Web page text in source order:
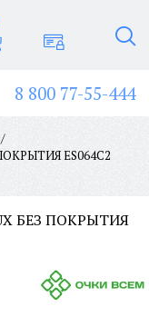
8 800 77-55-444
ES064C2
БЕЗ ПОКРЫТИЯ